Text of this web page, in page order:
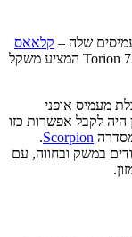
שלה – קלאאס
עם דגם חדש, טלסקופי, בשם Torion 738 T Sinus המציע משקל
מעמיס אופני
היה לקבל אפשרות כזו
Scorpion
.
במשק ובחווה, עם